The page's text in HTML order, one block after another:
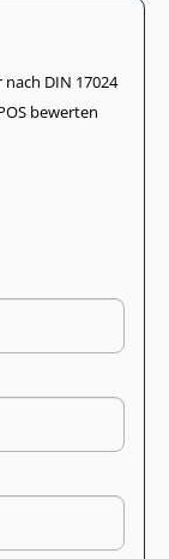
DIN 17024
bewerten